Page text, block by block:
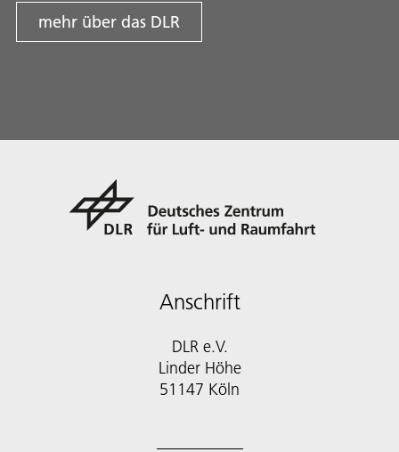
mehr über das DLR
Anschrift
DLR e.V.
Linder Höhe
51147 Köln